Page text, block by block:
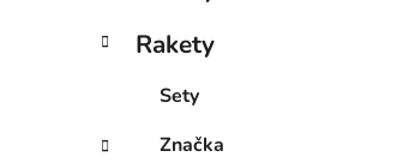
ý
n
ó
Rakety
Sety
Značka